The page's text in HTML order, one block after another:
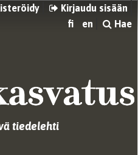
Kirjaudu sisään
fi
en Hae
tiedelehti